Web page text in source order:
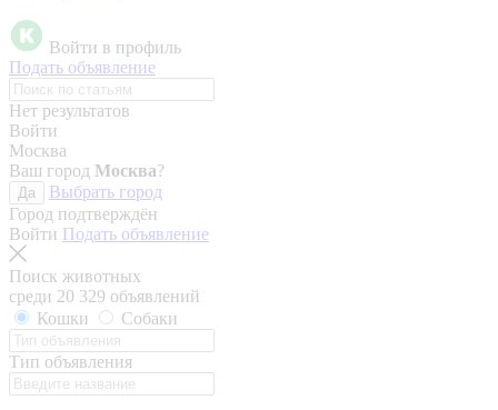
Войти в профиль
Подать объявление
Нет результатов
Войти
Москва
Ваш город Москва?
Да
Выбрать город
Город подтверждён
Войти Подать объявление
Поиск животных
среди 20 329 объявлений
Кошки
Собаки
Тип объявления